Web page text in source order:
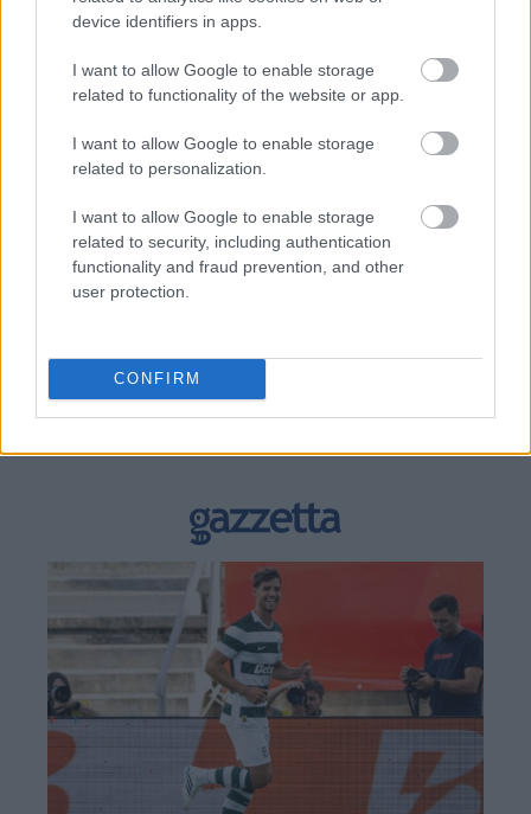
device identifiers in apps.
I want to allow Google to enable storage
related to functionality of the website or app.
I want to allow Google to enable storage
related to personalization.
I want to allow Google to enable storage
related to security, including authentication
functionality and fraud prevention, and other
user protection.
CONFIRM
επιδότηση ενοικίου και στεγαστική συνδρομή
Ρεάλ Μαδρίτης - «Κλειδί» το γήπεδο
Πώς μπορείτε να βγείτε νωρίτερα στη σύνταξη
- Οι 3 κινήσεις που πρέπει να γίνουν εγκαίρως
Θεσσαλία Νερό
BEST OFINTERNET